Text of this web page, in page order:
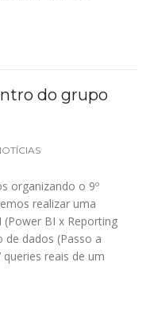
do grupo
organizando o 9º
realizar uma
BI x Reporting
de dados (Passo a
reais de um